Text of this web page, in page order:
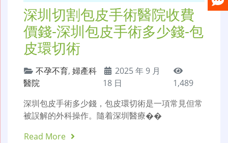
深圳切割包皮手術醫院收費
價錢-深圳包皮手術多少錢-包
皮環切術
不孕不育, 婦產科
醫院
2025 年 9 月
18 日
1,489
深圳包皮手術多少錢，包皮環切術是一項常見但常
被誤解的外科操作。隨着深圳醫療��
Read More